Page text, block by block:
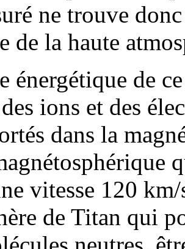
ne trouve
de la haute
énergétique de
ions et des
dans la
vitesse 120
de Titan qui